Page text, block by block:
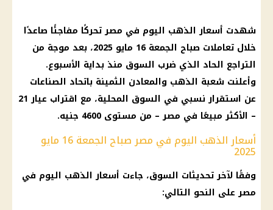
شهدت أسعار الذهب اليوم في مصر تحركًا مفاجئًا صاعدًا
خلال تعاملات صباح الجمعة 16 مايو 2025، بعد موجة من
التراجع الحاد الذي ضرب السوق منذ بداية الأسبوع.
وأعلنت شعبة الذهب والمعادن الثمينة باتحاد الصناعات
عن استقرار نسبي في السوق المحلية، مع اقتراب عيار 21
– الأكثر مبيعًا في مصر – من مستوى 4600 جنيه.
أسعار الذهب اليوم في مصر صباح الجمعة 16 مايو
2025
وفقًا لآخر تحديثات السوق، جاءت أسعار الذهب اليوم في
مصر على النحو التالي: